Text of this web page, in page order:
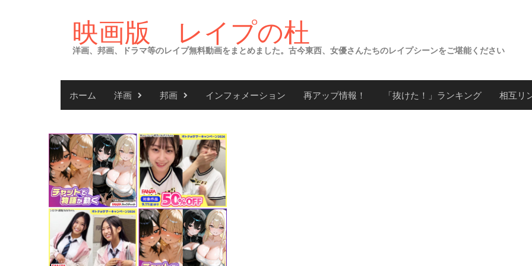
映画版 レイプの杜
洋画、邦画、ドラマ等のレイプ無料動画をまとめました。古今東西、女優さんたちのレイプシーンをご堪能ください
ホーム 洋画 邦画 インフォメーション 再アップ情報！ 「抜けた！」ランキング 相互リ